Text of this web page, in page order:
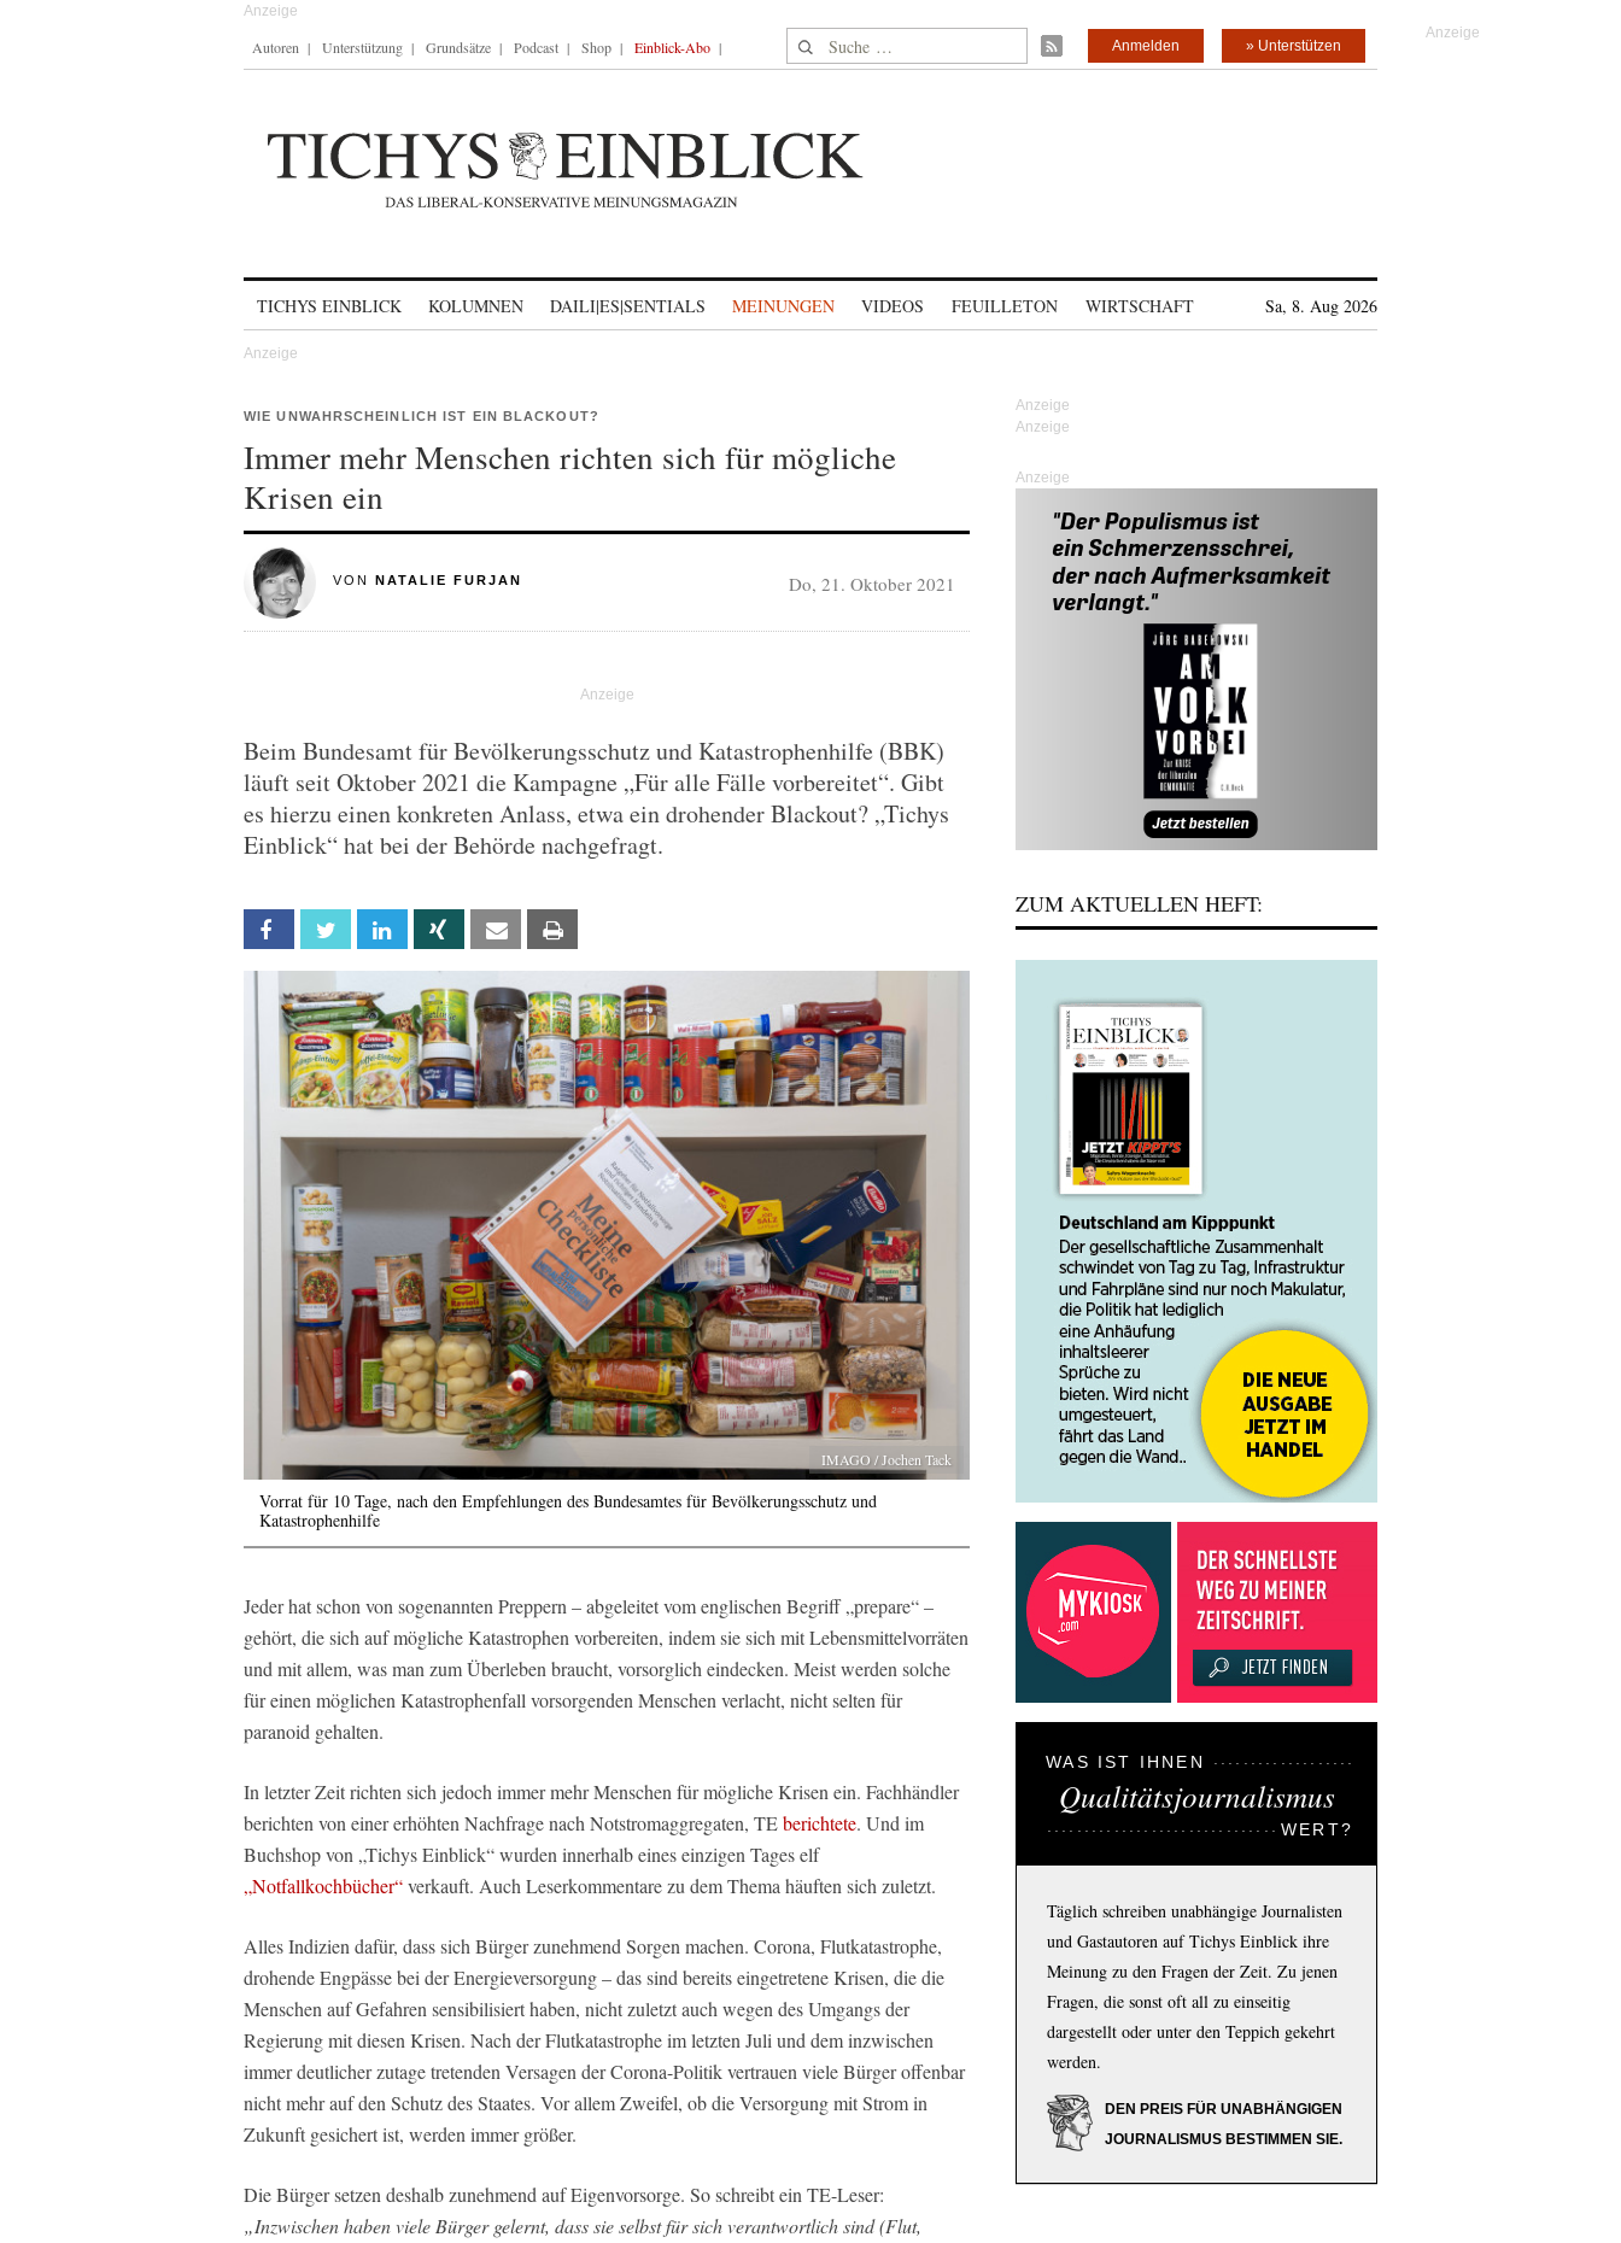
Autoren Unterstützung Grundsätze Podcast Shop Einblick-Abo Suche nach: » Unterstützen
Anmelden
TICHYS EINBLICK KOLUMNEN DAILI|ES|SENTIALS MEINUNGEN VIDEOS FEUILLETON WIRTSCHAFT Sa, 8. Aug 2026
WIE UNWAHRSCHEINLICH IST EIN BLACKOUT?
Immer mehr Menschen richten sich für mögliche
Krisen ein
VON NATALIE FURJAN Do, 21. Oktober 2021
Beim Bundesamt für Bevölkerungsschutz und Katastrophenhilfe (BBK)
läuft seit Oktober 2021 die Kampagne „Für alle Fälle vorbereitet“. Gibt
es hierzu einen konkreten Anlass, etwa ein drohender Blackout? „Tichys
Einblick“ hat bei der Behörde nachgefragt.
Facebook Twitter Linkedin Xing Email
IMAGO / Jochen Tack
Vorrat für 10 Tage, nach den Empfehlungen des Bundesamtes für Bevölkerungsschutz und
Katastrophenhilfe
Jeder hat schon von sogenannten Preppern – abgeleitet vom englischen Begriff „prepare“ –
gehört, die sich auf mögliche Katastrophen vorbereiten, indem sie sich mit Lebensmittelvorräten
und mit allem, was man zum Überleben braucht, vorsorglich eindecken. Meist werden solche
für einen möglichen Katastrophenfall vorsorgenden Menschen verlacht, nicht selten für
paranoid gehalten.
In letzter Zeit richten sich jedoch immer mehr Menschen für mögliche Krisen ein. Fachhändler
berichten von einer erhöhten Nachfrage nach Notstromaggregaten, TEberichtete. Und im
Buchshop von „Tichys Einblick“ wurden innerhalb eines einzigen Tages elf
„Notfallkochbücher“verkauft. Auch Leserkommentare zu dem Thema häuften sich zuletzt.
Alles Indizien dafür, dass sich Bürger zunehmend Sorgen machen. Corona, Flutkatastrophe,
drohende Engpässe bei der Energieversorgung – das sind bereits eingetretene Krisen, die die
Menschen auf Gefahren sensibilisiert haben, nicht zuletzt auch wegen des Umgangs der
Regierung mit diesen Krisen. Nach der Flutkatastrophe im letzten Juli und dem inzwischen
immer deutlicher zutage tretenden Versagen der Corona-Politik vertrauen viele Bürger offenbar
nicht mehr auf den Schutz des Staates. Vor allem Zweifel, ob die Versorgung mit Strom in
Zukunft gesichert ist, werden immer größer.
Die Bürger setzen deshalb zunehmend auf Eigenvorsorge. So schreibt ein TE-Leser:
„Inzwischen haben viele Bürger gelernt, dass sie selbst für sich verantwortlich sind (Flut,
Anzeige
ZUM AKTUELLEN HEFT:
WAS IST IHNEN
Qualitätsjournalismus
WERT?
Täglich schreiben unabhängige Journalisten
und Gastautoren auf Tichys Einblick ihre
Meinung zu den Fragen der Zeit. Zu jenen
Fragen, die sonst oft all zu einseitig
dargestellt oder unter den Teppich gekehrt
werden.
DEN PREIS FÜR UNABHÄNGIGEN
JOURNALISMUS BESTIMMEN SIE.